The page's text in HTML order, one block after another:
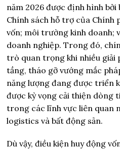
năm 2026 được định hình bởi
Chính sách hỗ trợ của Chính
vốn; môi trường kinh doanh;
doanh nghiệp. Trong đó,
trò quan trọng khi nhiều giải
tầng, tháo gỡ vướng mắc
năng lượng đang được triển
được kỳ vọng cải thiện dòng
trong các lĩnh vực liên quan
logistics và bất động sản.
Dù vậy, điều kiện huy động